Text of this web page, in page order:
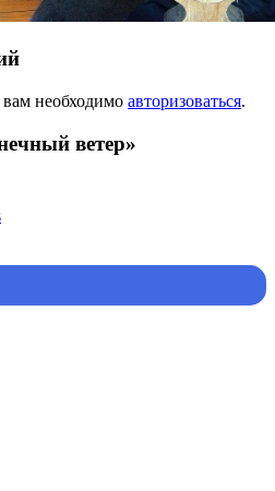
необходимо авторизоваться.
ветер»